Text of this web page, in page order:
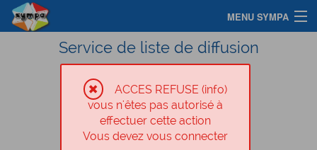
ACCES REFUSE (info)
vous n'êtes pas autorisé à
effectuer cette action
Vous devez vous connecter
MENU SYMPA
Chercher une liste
Service de liste de diffusion